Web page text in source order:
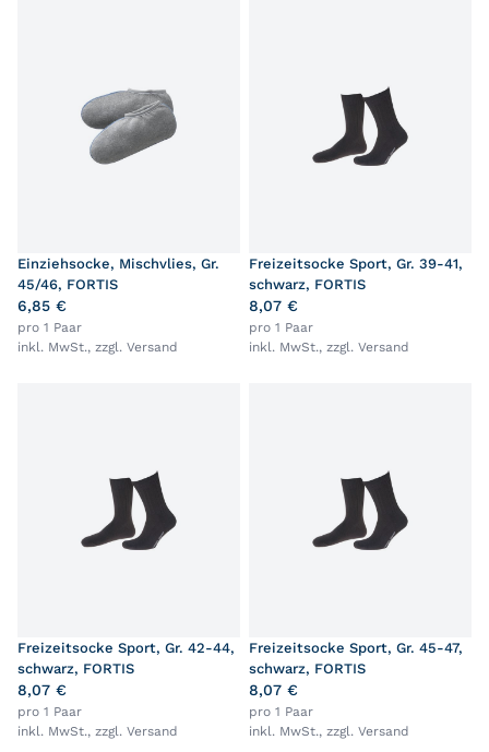
Einziehsocke, Mischvlies, Gr.
45/46, FORTIS
6,85 €
pro 1 Paar
inkl. MwSt., zzgl. Versand
Freizeitsocke Sport, Gr. 39-41,
schwarz, FORTIS
8,07 €
pro 1 Paar
inkl. MwSt., zzgl. Versand
Freizeitsocke Sport, Gr. 42-44,
schwarz, FORTIS
8,07 €
pro 1 Paar
inkl. MwSt., zzgl. Versand
Freizeitsocke Sport, Gr. 45-47,
schwarz, FORTIS
8,07 €
pro 1 Paar
inkl. MwSt., zzgl. Versand